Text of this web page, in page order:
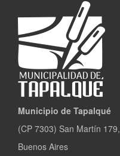
Municipio de Tapalqué
(CP 7303) San Martín 179,
Buenos Aires